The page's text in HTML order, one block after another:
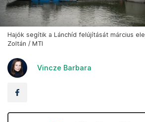
Hajók segítik a Lánchíd felújítását március
Zoltán / MTI
Vincze Barbara